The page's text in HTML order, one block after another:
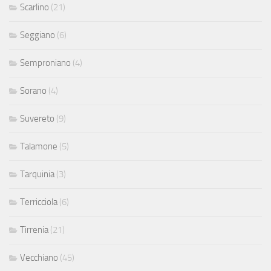
Scarlino (21)
Seggiano (6)
Semproniano (4)
Sorano (4)
Suvereto (9)
Talamone (5)
Tarquinia (3)
Terricciola (6)
Tirrenia (21)
Vecchiano (45)